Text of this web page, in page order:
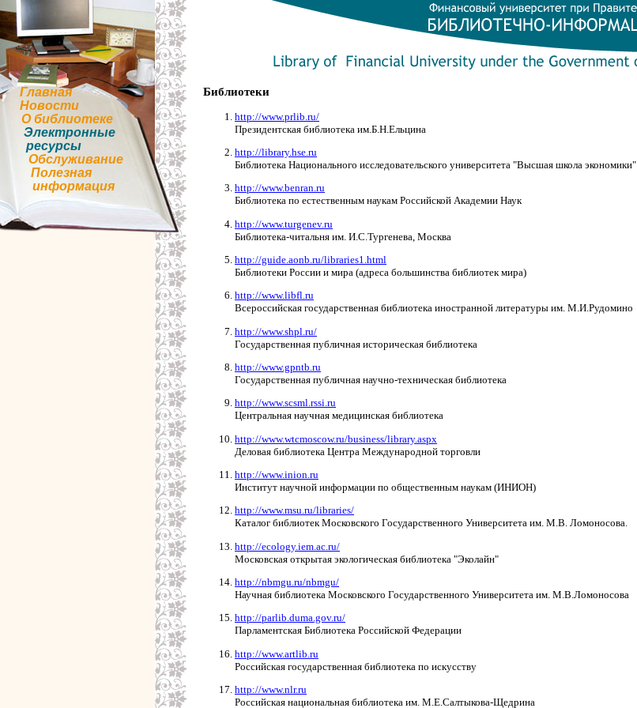
Главная
Новости
О библиотеке
Электронные
ресурсы
Обслуживание
Полезная
информация
Библиотеки
http://www.prlib.ru/
Президентская библиотека им.Б.Н.Ельцина
http://library.hse.ru
Библиотека Национального исследовательского университета "Высшая школа экономики"
http://www.benran.ru
Библиотека по естественным наукам Российской Академии Наук
http://www.turgenev.ru
Библиотека-читальня им. И.С.Тургенева, Москва
http://guide.aonb.ru/libraries1.html
Библиотеки России и мира (адреса большинства библиотек мира)
http://www.libfl.ru
Всероссийская государственная библиотека иностранной литературы им. М.И.Рудомино
http://www.shpl.ru/
Государственная публичная историческая библиотека
http://www.gpntb.ru
Государственная публичная научно-техническая библиотека
http://www.scsml.rssi.ru
Центральная научная медицинская библиотека
http://www.wtcmoscow.ru/business/library.aspx
Деловая библиотека Центра Международной торговли
http://www.inion.ru
Институт научной информации по общественным наукам (ИНИОН)
http://www.msu.ru/libraries/
Каталог библиотек Московского Государственного Университета им. М.В. Ломоносова.
http://ecology.iem.ac.ru/
Московская открытая экологическая библиотека "Эколайн"
http://nbmgu.ru/nbmgu/
Научная библиотека Московского Государственного Университета им. М.В.Ломоносова
http://parlib.duma.gov.ru/
Парламентская Библиотека Российской Федерации
http://www.artlib.ru
Российская государственная библиотека по искусству
http://www.nlr.ru
Российская национальная библиотека им. М.Е.Салтыкова-Щедрина